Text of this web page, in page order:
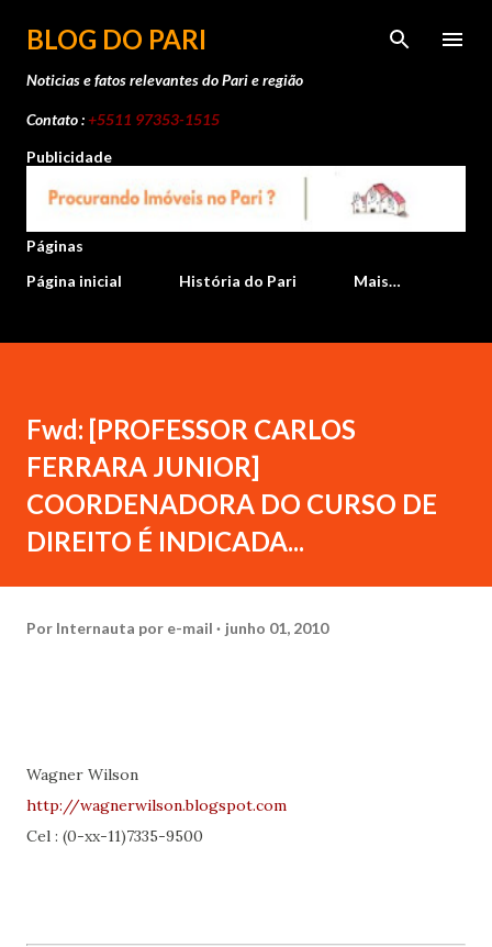
Pular para o conteúdo principal
BLOG DO PARI
Noticias e fatos relevantes do Pari e região
Contato :+5511 97353-1515
Publicidade
Páginas
Página inicial
História do Pari Mais…
Fwd: [PROFESSOR CARLOS
FERRARA JUNIOR]
COORDENADORA DO CURSO DE
DIREITO É INDICADA...
Por Internauta por e-mail junho 01, 2010
Wagner Wilson
http://wagnerwilson.blogspot.com
Cel : (0-xx-11)7335-9500